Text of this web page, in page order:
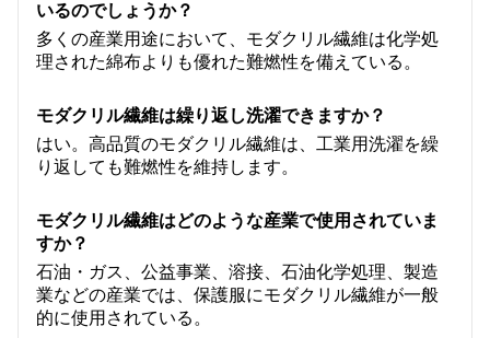
いるのでしょうか？
多くの産業用途において、モダクリル繊維は化学処
理された綿布よりも優れた難燃性を備えている。
モダクリル繊維は繰り返し洗濯できますか？
はい。高品質のモダクリル繊維は、工業用洗濯を繰
り返しても難燃性を維持します。
モダクリル繊維はどのような産業で使用されていま
すか？
石油・ガス、公益事業、溶接、石油化学処理、製造
業などの産業では、保護服にモダクリル繊維が一般
的に使用されている。